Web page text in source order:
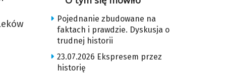
Pojednanie zbudowane na
faktach i prawdzie. Dyskusja o
trudnej historii
23.07.2026 Ekspresem przez
historię